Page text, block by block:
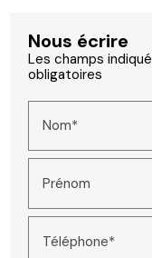
Nous écrire
Les champs
obligatoires
Nom*
Prénom
Téléphone*